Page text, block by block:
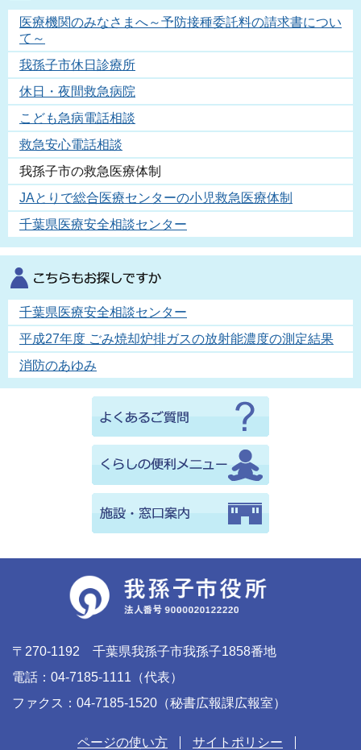
医療機関のみなさまへ～予防接種委託料の請求書につい
て～
我孫子市休日診療所
休日・夜間救急病院
こども急病電話相談
救急安心電話相談
我孫子市の救急医療体制
JAとりで総合医療センターの小児救急医療体制
千葉県医療安全相談センター
千葉県医療安全相談センター
平成27年度 ごみ焼却炉排ガスの放射能濃度の測定結果
消防のあゆみ
〒270-1192 千葉県我孫子市我孫子1858番地
電話：04-7185-1111（代表）
ファクス：04-7185-1520（秘書広報課広報室）
ページの使い方 サイトポリシー